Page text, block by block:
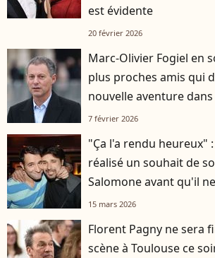
est évidente
20 février 2026
Marc-Olivier Fogiel en
plus proches amis qui
nouvelle aventure
7 février 2026
"Ça l'a rendu heureux"
réalisé un souhait de
Salomone avant qu'il
15 mars 2026
Florent Pagny ne sera
scène à Toulouse ce